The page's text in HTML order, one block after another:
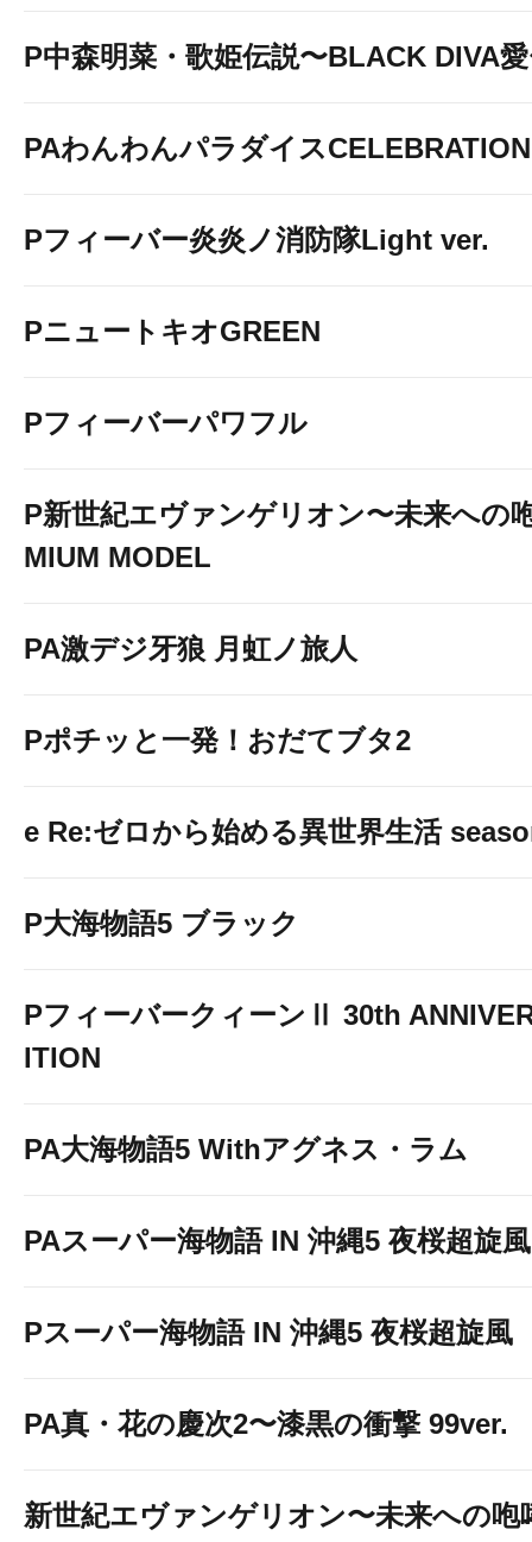
P中森明菜・歌姫伝説〜BLACK DIVA
PAわんわんパラダイスCELEBRATION
Pフィーバー炎炎ノ消防隊Light ver.
PニュートキオGREEN
Pフィーバーパワフル
P新世紀エヴァンゲリオン〜未来への
MIUM MODEL
PA激デジ牙狼 月虹ノ旅人
Pポチッと一発！おだてブタ2
e Re:ゼロから始める異世界生活
P大海物語5 ブラック
PフィーバークィーンⅡ 30th
ITION
PA大海物語5 Withアグネス・ラム
PAスーパー海物語 IN 沖縄5 夜桜超旋
Pスーパー海物語 IN 沖縄5 夜桜超旋風
PA真・花の慶次2〜漆黒の衝撃 99ver.
新世紀エヴァンゲリオン〜未来への咆